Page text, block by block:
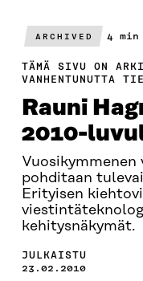
ARCHIVED 4 min
TÄMÄ SIVU ON
VANHENTUNUTTA
Rauni
2010-
pohditaan
Erityisen
kehitysnäkymät.
JULKAISTU
23.02.2010